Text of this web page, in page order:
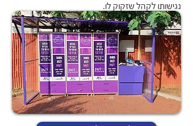
נגישותו לקהל שזקוק לו.